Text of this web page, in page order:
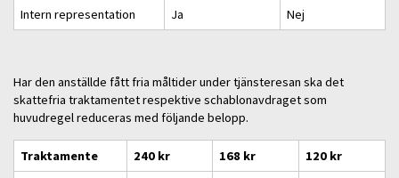
Intern representation
Ja Nej
Har den anställde fått fria måltider under tjänsteresan ska det
skattefria traktamentet respektive schablonavdraget som
huvudregel reduceras med följande belopp.
Traktamente 240 kr 168 kr
120 kr